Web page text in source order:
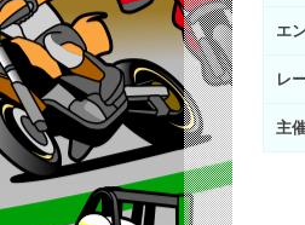
エ
レ
主